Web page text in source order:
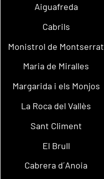
Aiguafreda
Cabrils
Monistrol de Montserrat
Maria de Miralles
Margarida i els Monjos
La Roca del Vallès
Sant Climent
El Brull
Cabrera d´Anoia